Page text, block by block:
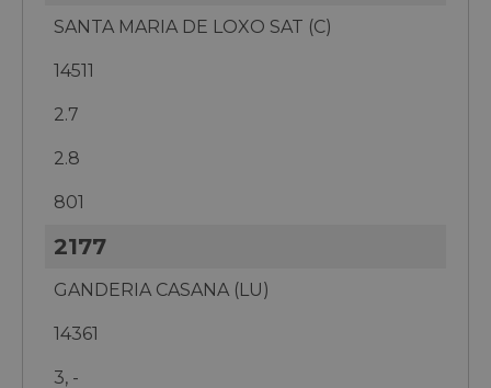
SANTA MARIA DE LOXO SAT (C)
14511
2.7
2.8
801
2177
GANDERIA CASANA (LU)
14361
3, -